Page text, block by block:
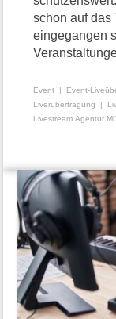
schon auf das
eingegangen
Event Event-
Liverübertragung
Livestream Agentur